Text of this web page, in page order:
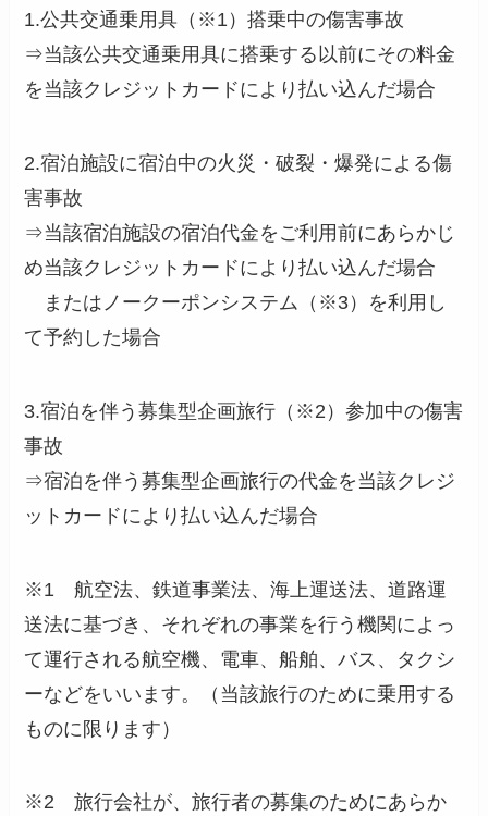
1.公共交通乗用具（※1）搭乗中の傷害事故
⇒当該公共交通乗用具に搭乗する以前にその料金
を当該クレジットカードにより払い込んだ場合
2.宿泊施設に宿泊中の火災・破裂・爆発による傷
害事故
⇒当該宿泊施設の宿泊代金をご利用前にあらかじ
め当該クレジットカードにより払い込んだ場合
またはノークーポンシステム（※3）を利用し
て予約した場合
3.宿泊を伴う募集型企画旅行（※2）参加中の傷害
事故
⇒宿泊を伴う募集型企画旅行の代金を当該クレジ
ットカードにより払い込んだ場合
※1 航空法、鉄道事業法、海上運送法、道路運
送法に基づき、それぞれの事業を行う機関によっ
て運行される航空機、電車、船舶、バス、タクシ
ーなどをいいます。（当該旅行のために乗用する
ものに限ります）
※2 旅行会社が、旅行者の募集のためにあらか